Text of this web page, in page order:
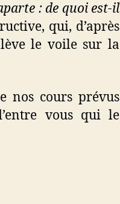
: de quoi est-il
qui, d’après
le voile sur la
nos cours prévus
vous qui le